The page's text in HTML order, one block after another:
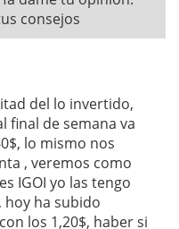
consejos
del lo invertido,
final de semana va
lo mismo nos
, veremos como
IGOI yo las tengo
hoy ha subido
los 1,20$, haber si